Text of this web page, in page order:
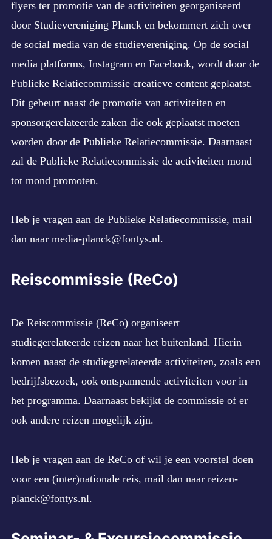
flyers ter promotie van de activiteiten georganiseerd
door Studievereniging Planck en bekommert zich over
de social media van de studievereniging. Op de social
media platforms, Instagram en Facebook, wordt door de
Publieke Relatiecommissie creatieve content geplaatst.
Dit gebeurt naast de promotie van activiteiten en
sponsorgerelateerde zaken die ook geplaatst moeten
worden door de Publieke Relatiecommissie. Daarnaast
zal de Publieke Relatiecommissie de activiteiten mond
tot mond promoten.
Heb je vragen aan de Publieke Relatiecommissie, mail
dan naar media-planck@fontys.nl.
Reiscommissie (ReCo)
De Reiscommissie (ReCo) organiseert
studiegerelateerde reizen naar het buitenland. Hierin
komen naast de studiegerelateerde activiteiten, zoals een
bedrijfsbezoek, ook ontspannende activiteiten voor in
het programma. Daarnaast bekijkt de commissie of er
ook andere reizen mogelijk zijn.
Heb je vragen aan de ReCo of wil je een voorstel doen
voor een (inter)nationale reis, mail dan naar reizen-
planck@fontys.nl.